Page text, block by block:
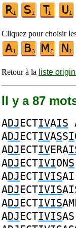
Cliquez pour choisir
Retour à la liste
Il y a 87
ADJECTIVAIS
ADJECTIVASSI
ADJECTIVERA
ADJECTIVIONS
ADJECTIVISAI
ADJECTIVIS
ADJECTIVIS
ADJECTIVISAS